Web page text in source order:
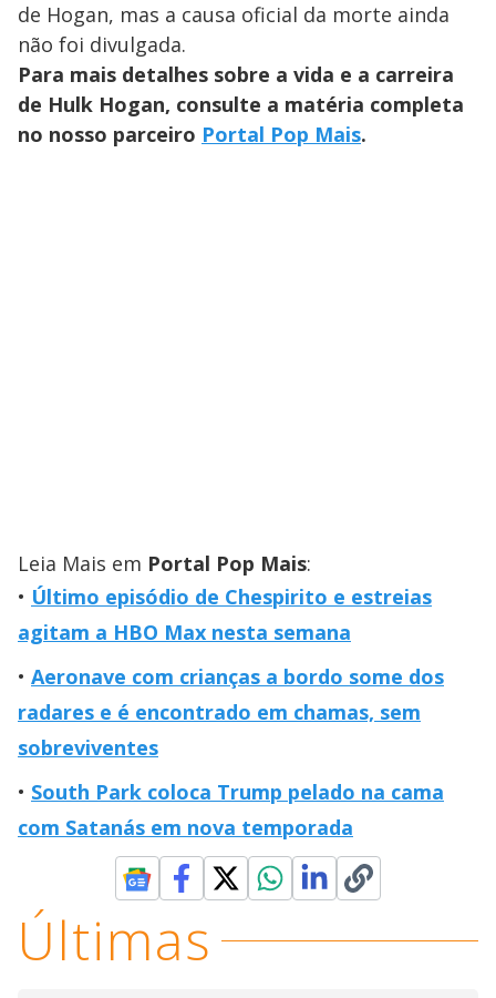
de Hogan, mas a causa oficial da morte ainda
não foi divulgada.
Para mais detalhes sobre a vida e a carreira
de Hulk Hogan, consulte a matéria completa
no nosso parceiro Portal Pop Mais.
Leia Mais em Portal Pop Mais:
Último episódio de Chespirito e estreias
agitam a HBO Max nesta semana
Aeronave com crianças a bordo some dos
radares e é encontrado em chamas, sem
sobreviventes
South Park coloca Trump pelado na cama
com Satanás em nova temporada
Últimas